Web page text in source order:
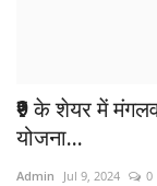
₹9 के शेयर में
योजना...
Admin Jul 9, 2024 0